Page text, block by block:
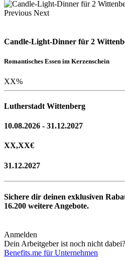
Previous Next
Candle-Light-Dinner für 2
Romantisches Essen im Kerzenschein
XX%
Lutherstadt Wittenberg
10.08.2026 - 31.12.2027
XX,XX€
31.12.2027
Sichere dir deinen exklusiven
16.200 weitere Angebote.
Anmelden
Dein Arbeitgeber ist noch nicht dabei?
Benefits.me für Unternehmen